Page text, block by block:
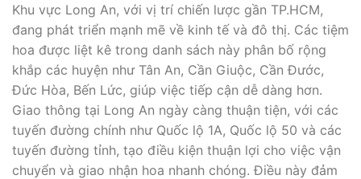
Khu vực Long An, với vị trí chiến lược gần TP.HCM,
đang phát triển mạnh mẽ về kinh tế và đô thị. Các tiệm
hoa được liệt kê trong danh sách này phân bố rộng
khắp các huyện như Tân An, Cần Giuộc, Cần Đước,
Đức Hòa, Bến Lức, giúp việc tiếp cận dễ dàng hơn.
Giao thông tại Long An ngày càng thuận tiện, với các
tuyến đường chính như Quốc lộ 1A, Quốc lộ 50 và các
tuyến đường tỉnh, tạo điều kiện thuận lợi cho việc vận
chuyển và giao nhận hoa nhanh chóng. Điều này đảm